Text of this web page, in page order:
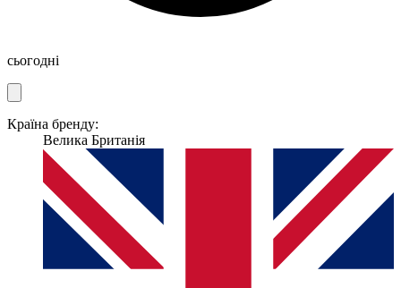
сьогодні
Країна бренду:
Велика Британія